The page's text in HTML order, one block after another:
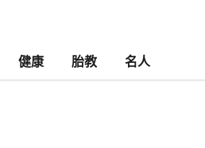
健康 胎教 名人